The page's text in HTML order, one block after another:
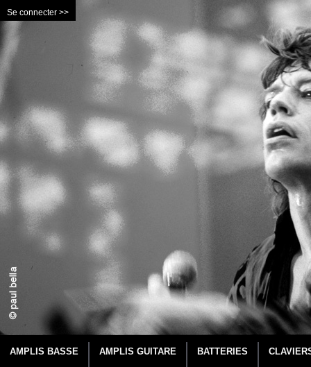
Se connecter >>
AMPLIS BASSE AMPLIS GUITARE BATTERIES